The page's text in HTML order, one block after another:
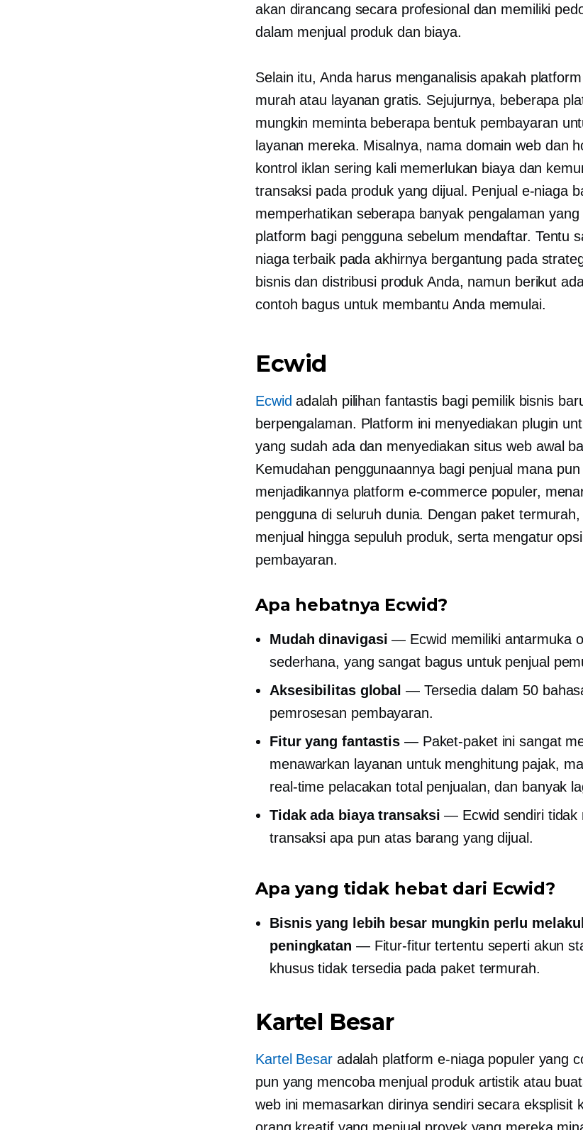
akan dirancang secara profesional dan memiliki
dalam menjual produk dan biaya.
Selain itu, Anda harus menganalisis apakah
murah atau layanan gratis. Sejujurnya, beberapa
mungkin meminta beberapa bentuk pembayaran
layanan mereka. Misalnya, nama domain web dan
kontrol iklan sering kali memerlukan biaya dan
transaksi pada produk yang dijual. Penjual e-niaga
memperhatikan seberapa banyak pengalaman yang
platform bagi pengguna sebelum mendaftar. Tentu
niaga terbaik pada akhirnya bergantung pada
bisnis dan distribusi produk Anda, namun berikut
contoh bagus untuk membantu Anda memulai.
Ecwid
Ecwid adalah pilihan fantastis bagi pemilik bisnis
berpengalaman. Platform ini menyediakan plugin
yang sudah ada dan menyediakan situs web awal
Kemudahan penggunaannya bagi penjual mana pun
menjadikannya platform e-commerce populer,
pengguna di seluruh dunia. Dengan paket
menjual hingga sepuluh produk, serta mengatur
pembayaran.
Apa hebatnya Ecwid?
Mudah dinavigasi — Ecwid memiliki antarmuka
sederhana, yang sangat bagus untuk penjual
Aksesibilitas global — Tersedia dalam 50
pemrosesan pembayaran.
Fitur yang fantastis — Paket-paket ini sangat
menawarkan layanan untuk menghitung pajak,
real-time pelacakan total penjualan, dan banyak
Tidak ada biaya transaksi — Ecwid sendiri tidak
transaksi apa pun atas barang yang dijual.
Apa yang tidak hebat dari Ecwid?
Bisnis yang lebih besar mungkin perlu
peningkatan — Fitur-fitur tertentu seperti akun
khusus tidak tersedia pada paket termurah.
Kartel Besar
Kartel Besaradalah platform e-niaga populer yang
pun yang mencoba menjual produk artistik atau
web ini memasarkan dirinya sendiri secara eksplisit